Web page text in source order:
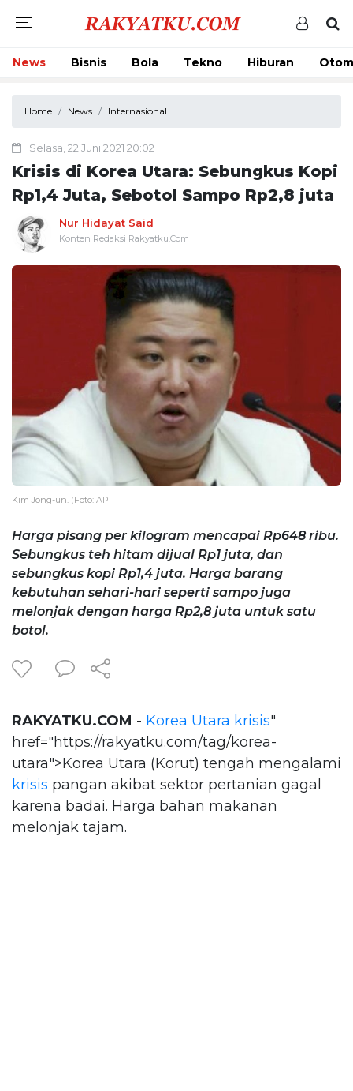
News Bisnis Bola Tekno Hiburan
Home News Internasional
Selasa, 22 Juni 2021 20:02
Krisis di Korea Utara: Sebungkus Kopi
Rp1,4 Juta, Sebotol Sampo Rp2,8 juta
Nur Hidayat Said
Konten Redaksi Rakyatku.Com
Kim Jong-un. (Foto: AP
Harga pisang per kilogram mencapai Rp648 ribu.
Sebungkus teh hitam dijual Rp1 juta, dan
sebungkus kopi Rp1,4 juta. Harga barang
kebutuhan sehari-hari seperti sampo juga
melonjak dengan harga Rp2,8 juta untuk satu
botol.
RAKYATKU.COM - Korea Utara krisis"
href="https://rakyatku.com/tag/korea-
utara">Korea Utara (Korut) tengah mengalami
krisis pangan akibat sektor pertanian gagal
karena badai. Harga bahan makanan
melonjak tajam.